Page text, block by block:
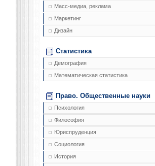
Масс-медиа, реклама
Маркетинг
Дизайн
Статистика
Демография
Математическая статистика
Право. Общественные науки
Психология
Философия
Юриспруденция
Социология
История